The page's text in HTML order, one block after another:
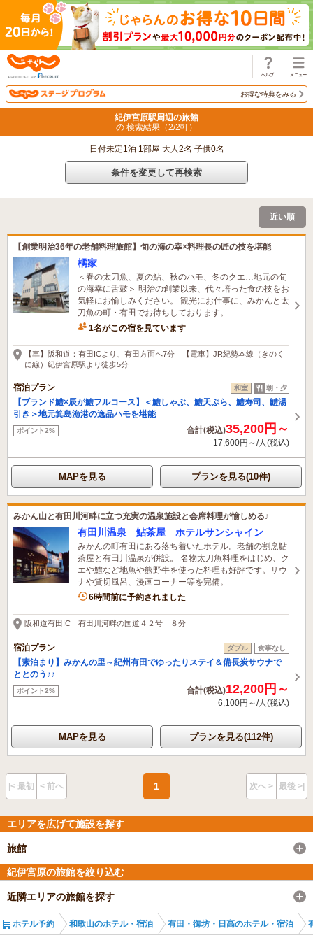
お得な特典をみる
紀伊宮原駅周辺の旅館
の 検索結果（2/2軒）
日付未定1泊 1部屋 大人2名 子供0名
条件を変更して再検索
近い順
【創業明治36年の老舗料理旅館】旬の海の幸×料理長の匠の技を堪能
橘家
＜春の太刀魚、夏の鮎、秋のハモ、冬のクエ…地元の旬
の海幸に舌鼓＞ 明治の創業以来、代々培った食の技をお
気軽にお愉しみください。 観光にお仕事に、みかんと太
刀魚の町・有田でお待ちしております。
1名がこの宿を見ています
【車】阪和道：有田ICより、有田方面へ7分 【電車】JR紀勢本線（きのく
に線）紀伊宮原駅より徒歩5分
宿泊プラン 和室 朝・夕
【ブランド鱧×辰が鱧フルコース】＜鱧しゃぶ、鱧天ぷら、鱧寿司、鱧湯
引き＞地元箕島漁港の逸品ハモを堪能
ポイント2% 合計(税込)35,200円～
17,600円～/人(税込)
MAPを見る プランを見る(10件)
みかん山と有田川河畔に立つ充実の温泉施設と会席料理が愉しめる♪
有田川温泉 鮎茶屋 ホテルサンシャイン
みかんの町有田にある落ち着いたホテル。老舗の割烹鮎
茶屋と有田川温泉が併設。 名物太刀魚料理をはじめ、ク
エや鱧など地魚や熊野牛を使った料理も好評です。サウ
ナや貸切風呂、漫画コーナー等を完備。
6時間前に予約されました
阪和道有田IC 有田川河畔の国道４２号 ８分
宿泊プラン ダブル 食事なし
【素泊まり】みかんの里～紀州有田でゆったりステイ＆備長炭サウナで
ととのう♪♪
ポイント2% 合計(税込)12,200円～
6,100円～/人(税込)
MAPを見る プランを見る(112件)
|< 最初 < 前へ 1 次へ > 最後 >|
エリアを広げて施設を探す
旅館
紀伊宮原の旅館を絞り込む
近隣エリアの旅館を探す
ホテル予約 和歌山のホテル・宿泊 有田・御坊・日高のホテル・宿泊